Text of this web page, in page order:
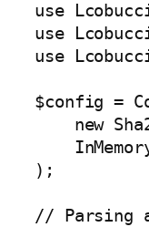
use
use
use
$config =
new
);
// Parsing